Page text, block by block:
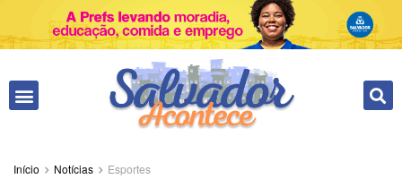
Início Notícias Esportes